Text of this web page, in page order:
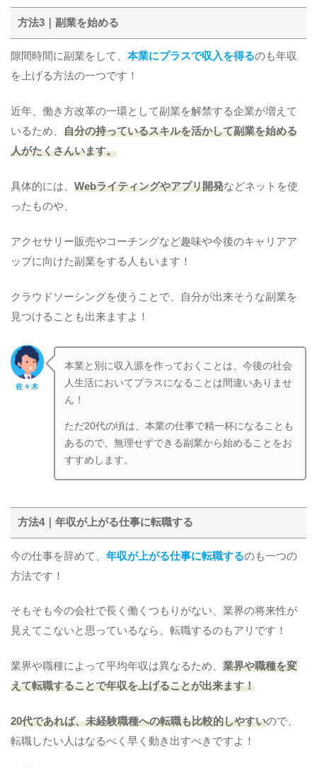
方法3｜副業を始める
隙間時間に副業をして、 本業にプラスで収入を得るのも年収
を上げる方法の一つです！
近年、働き方改革の一環として副業を解禁する企業が増えて
いるため、 自分の持っているスキルを活かして副業を始める
人がたくさんいます。
具体的には、 Webライティングやアプリ開発などネットを使
ったものや、
アクセサリー販売やコーチングなど趣味や今後のキャリアア
ップに向けた副業をする人もいます！
クラウドソーシングを使うことで、自分が出来そうな副業を
見つけることも出来ますよ！
佐々木
本業と別に収入源を作っておくことは、今後の社会
人生活においてプラスになることは間違いありませ
ん！
ただ20代の頃は、本業の仕事で精一杯になることも
あるので、無理せずできる副業から始めることをお
すすめします。
方法4｜年収が上がる仕事に転職する
今の仕事を辞めて、 年収が上がる仕事に転職するのも一つの
方法です！
そもそも今の会社で長く働くつもりがない、業界の将来性が
見えてこないと思っているなら、転職するのもアリです！
業界や職種によって平均年収は異なるため、 業界や職種を変
えて転職することで年収を上げることが出来ます！
20代であれば、未経験職種への転職も比較的しやすいので、
転職したい人はなるべく早く動き出すべきですよ！